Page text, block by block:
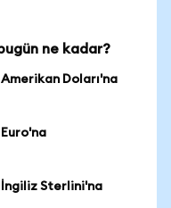
ne kadar?
Doları'na
Sterlini'na